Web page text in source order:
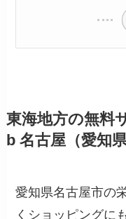
東海地方の無料
b 名古屋（愛知県
愛知県名古屋市の
くショッピングに